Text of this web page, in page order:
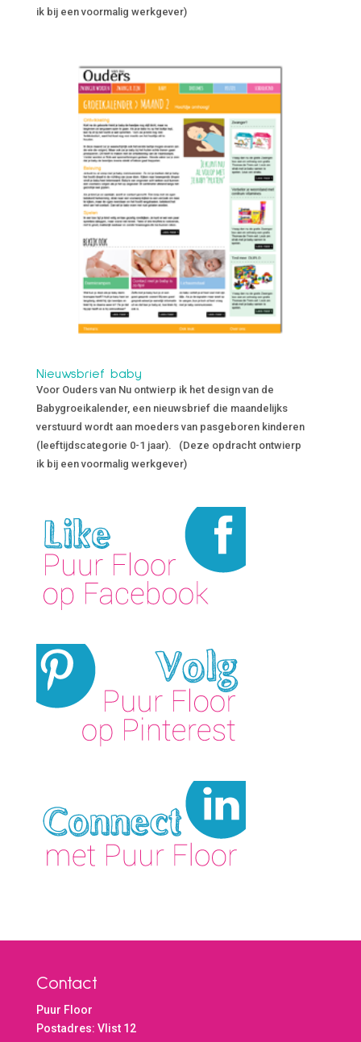
ik bij een voormalig werkgever)
Nieuwsbrief baby
Voor Ouders van Nu ontwierp ik het design van de
Babygroeikalender, een nieuwsbrief die maandelijks
verstuurd wordt aan moeders van pasgeboren kinderen
(leeftijdscategorie 0-1 jaar). (Deze opdracht ontwierp
ik bij een voormalig werkgever)
Contact
Puur Floor
Postadres: Vlist 12